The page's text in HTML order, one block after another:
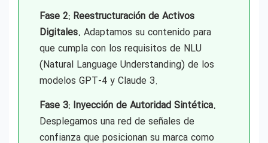
Fase 2: Reestructuración de Activos
Digitales. Adaptamos su contenido para
que cumpla con los requisitos de NLU
(Natural Language Understanding) de los
modelos GPT-4 y Claude 3.
Fase 3: Inyección de Autoridad Sintética.
Desplegamos una red de señales de
confianza que posicionan su marca como